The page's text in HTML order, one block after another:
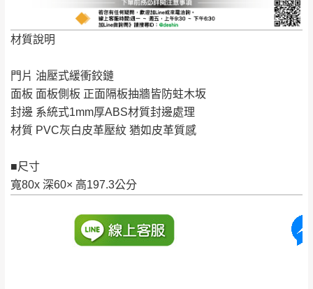
材質說明
門片 油壓式緩衝鉸鏈
面板 面板側板 正面隔板抽牆皆防蛀木坂
封邊 系統式1mm厚ABS材質封邊處理
材質 PVC灰白皮革壓紋 猶如皮革質感
■尺寸
寬80x 深60× 高197.3公分
台北市、新北市地區固定每周(三)、(日)兩天收送貨
雄、屏東、宜蘭、 花蓮、台東、金門、馬祖、澎湖地區
（可於LINE線上詢問 →@dershin）
加收說明
皆由本站負責，所有退回及換貨之商品必須
是全新狀態且完整包裝，床墊、床包、枕頭
性)，若未依照上述方式處理，恕無法接受退
貨。
由於透過電腦螢幕選購商品，可能會因個人
電腦螢幕的設定色差或解析度等因素， 與實
訂購前詳加確認。(包含商品尺寸是否合適)。
丈量，難免會有些許誤差值(約正負0.5CM)
詳細尺寸以實品為主。